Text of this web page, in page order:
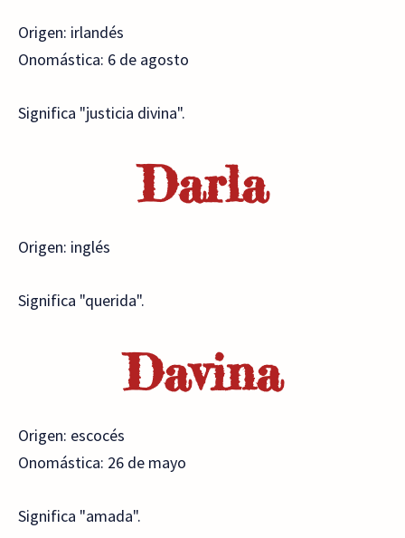
Origen: irlandés
Onomástica: 6 de agosto
Significa "justicia divina".
Darla
Origen: inglés
Significa "querida".
Davina
Origen: escocés
Onomástica: 26 de mayo
Significa "amada".